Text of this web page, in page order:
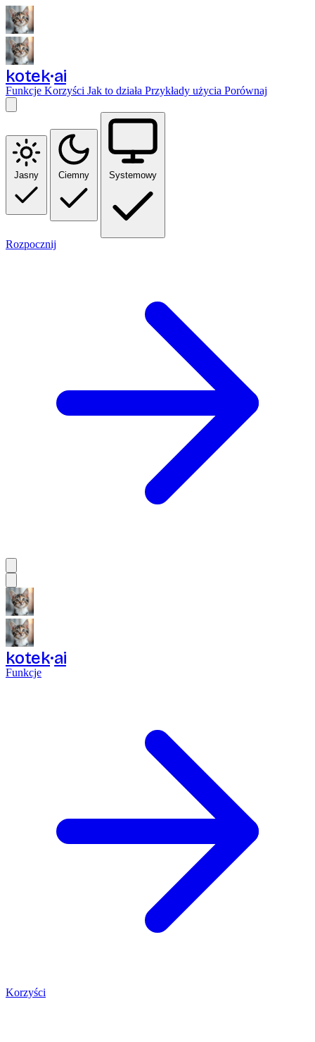
kotek ai
Funkcje Korzyści Jak to działa Przykłady użycia Porównaj
Jasny Ciemny Systemowy
Rozpocznij
kotek ai
Funkcje
Korzyści